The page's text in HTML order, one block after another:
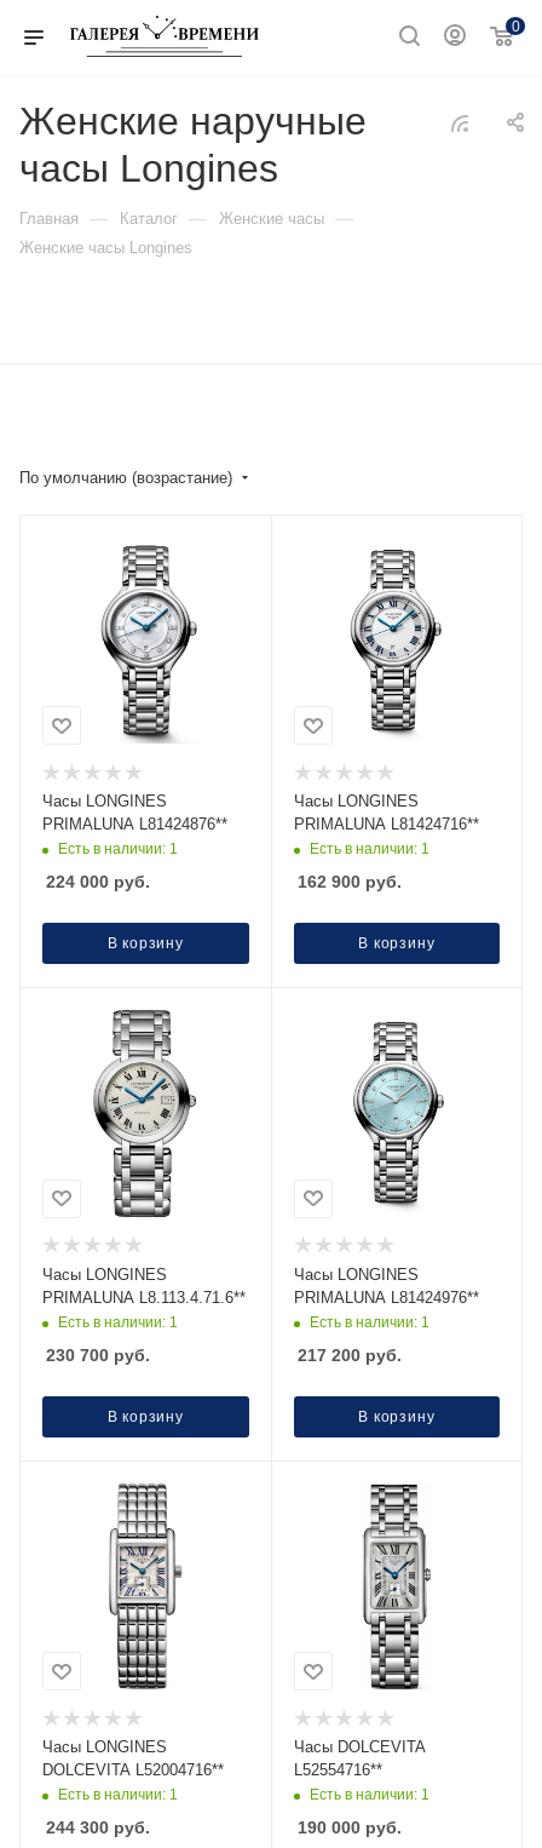
0
Женские наручные
часы Longines
Главная — Каталог — Женские часы —
Женские часы Longines
По умолчанию (возрастание)
Часы LONGINES
PRIMALUNA L81424876**
Есть в наличии: 1
224 000 руб.
В корзину
Часы LONGINES
PRIMALUNA L81424716**
Есть в наличии: 1
162 900руб.
В корзину
Часы LONGINES
PRIMALUNA L8.113.4.71.6**
Есть в наличии: 1
230 700 руб.
В корзину
Часы LONGINES
PRIMALUNA L81424976**
Есть в наличии: 1
217 200руб.
В корзину
Часы LONGINES
DOLCEVITA L52004716**
Есть в наличии: 1
244 300 руб.
Часы DOLCEVITA
L52554716**
Есть в наличии: 1
190 000руб.